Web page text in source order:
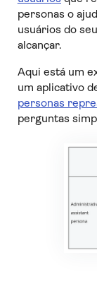
personas o
usuários do
alcançar.
Aqui está um
um aplicativo
personas
perguntas